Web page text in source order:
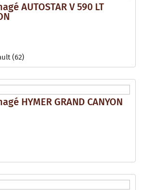
AUTOSTAR V 590 LT
(62)
HYMER GRAND CANYON